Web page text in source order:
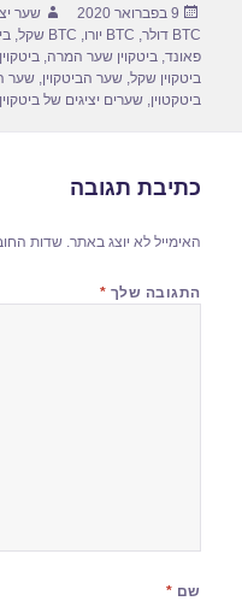
פורסם
בתאריך
9 בפברואר 2020 מחבר
שער
BTC דולר
, BTC יורו , BTC שקל ,
פאונד,ביטקוין שער המרה,
ביטקוין שקל,שער הביטקוין,שער
ביטקטוין,שערים יציגים של ביטקוין
כתיבת תגובה
האימייל לא יוצג באתר. שדות
התגובה שלך *
שם *